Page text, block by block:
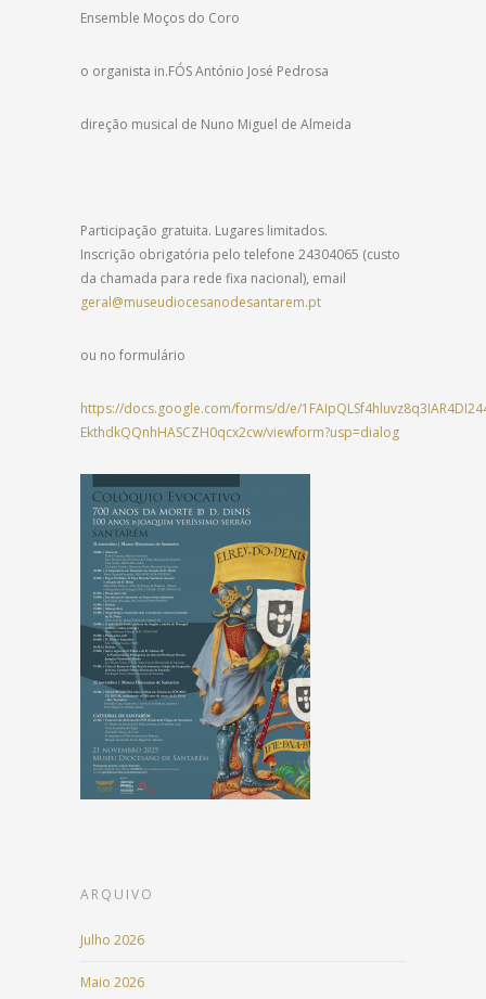
Ensemble Moços do Coro
o organista in.FÓS António José Pedrosa
direção musical de Nuno Miguel de Almeida
Participação gratuita. Lugares limitados.
Inscrição obrigatória pelo telefone 24304065 (custo
da chamada para rede fixa nacional), email
geral@museudiocesanodesantarem.pt
ou no formulário
https://docs.google.com/forms/d/e/
EkthdkQQnhHASCZH0qcx2cw/viewform?usp=dialog
ARQUIVO
Julho 2026
Maio 2026